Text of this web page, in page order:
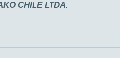
CHILE LTDA.